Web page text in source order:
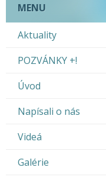
MENU
Aktuality
POZVÁNKY +!
Úvod
Napísali o nás
Videá
Galérie